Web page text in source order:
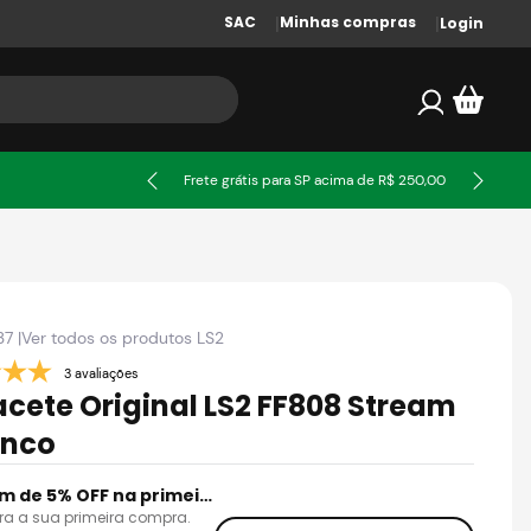
SAC Minhas compras Login
Frete grátis para SP acima de R$ 250,00
|Ver todos os produtos LS2
3 avaliações
Original LS2 FF808 Stream
Cupom de 5% OFF na primeira compra
a sua primeira compra.